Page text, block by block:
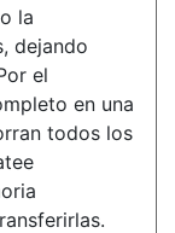
la
dejando
el
en una
todos los